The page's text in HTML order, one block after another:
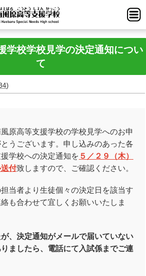
学校学校見学の決定通知につい
て
)
原高等支援学校の学校見学へのお申
うございます。申し込みのあった各
学校への決定通知を ５／２９（木）
付致しますので、ご確認ください。
当者より生徒個々の決定日を該当す
も合わせて宜しくお願いいたしま
、決定通知がメールで届いていない
ましたら、電話にて入試係までご連